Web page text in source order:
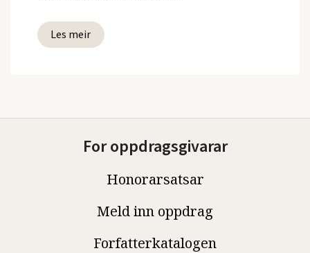
Les meir
For oppdragsgivarar
Honorarsatsar
Meld inn oppdrag
Forfatterkatalogen